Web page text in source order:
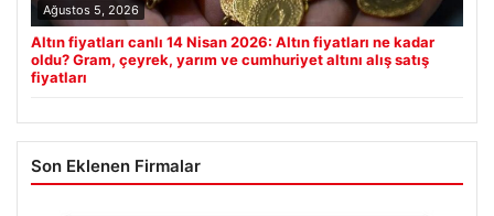
Ağustos 5, 2026
Altın fiyatları canlı 14 Nisan 2026: Altın fiyatları ne kadar
oldu? Gram, çeyrek, yarım ve cumhuriyet altını alış satış
fiyatları
Son Eklenen Firmalar